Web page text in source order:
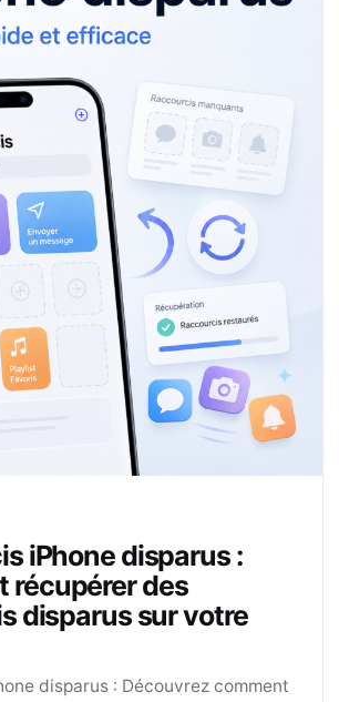
iPhone disparus :
récupérer des
disparus sur votre
disparus : Découvrez comment